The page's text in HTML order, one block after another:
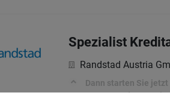
Spezialist
Randstad Austria
Dann starten Sie
genaue und